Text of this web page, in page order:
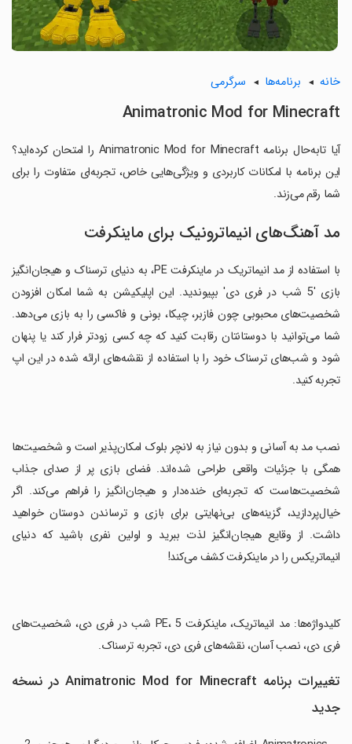
خانه برنامه‌ها سرگرمی
Animatronic Mod for Minecraft
آیا تابه‌حال برنامه Animatronic Mod for Minecraft را امتحان کرده‌اید؟
این برنامه با امکانات کاربردی و ویژگی‌هایی خاص، تجربه‌ای متفاوت را برای
شما رقم می‌زند.
مد آهنگ‌های انیماترونیک برای ماینکرفت
با استفاده از مد انیماتریک در ماینکرفت PE، به دنیای ترسناک و هیجان‌انگیز
بازی '5 شب در فری دی' بپیوندید. این اپلیکیشن به شما امکان افزودن
شخصیت‌های محبوبی چون فازبر، چیکا، بونی و فاکسی را به بازی می‌دهد.
شما می‌توانید با دوستانتان رقابت کنید که چه کسی زودتر فرار کند یا پنهان
شود و شب‌های ترسناک خود را با استفاده از نقشه‌های ارائه شده در این اپ
تجربه کنید.
‏نصب مد به آسانی و بدون نیاز به لانچر بلوک امکان‌پذیر است و شخصیت‌ها
همگی با جزئیات واقعی طراحی شده‌اند. فضای بازی پر از صدای جذاب
شخصیت‌هاست که تجربه‌ای خنده‌دار و هیجان‌انگیز را فراهم می‌کند. اگر
خیال‌پردازید، گزینه‌های بی‌نهایتی برای بازی و ترساندن دوستان خواهید
داشت. از وقایع هیجان‌انگیز لذت ببرید و اولین نفری باشید که دنیای
انیماتریکس را در ماینکرفت کشف می‌کند!
‏کلیدواژه‌ها: مد انیماتریک، ماینکرفت PE، 5 شب در فری دی، شخصیت‌های
فری دی، نصب آسان، نقشه‌های فری دی، تجربه ترسناک.
تغییرات برنامه Animatronic Mod for Minecraft در نسخه
جدید